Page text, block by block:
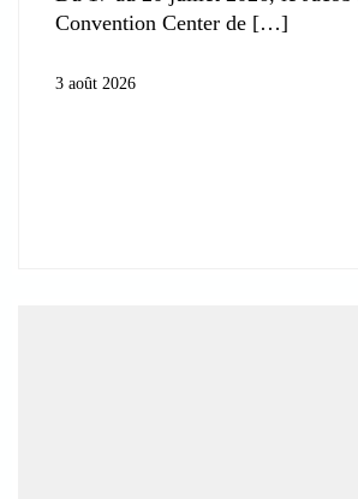
Convention Center de
3 août 2026